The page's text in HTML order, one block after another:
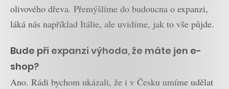
olivového dřeva. Přemýšlíme do budoucna o expanzi,
láká nás například Itálie, ale uvidíme, jak to vše půjde.
Bude při expanzi výhoda, že máte jen e-
shop?
Ano. Rádi bychom ukázali, že i v Česku umíme udělat